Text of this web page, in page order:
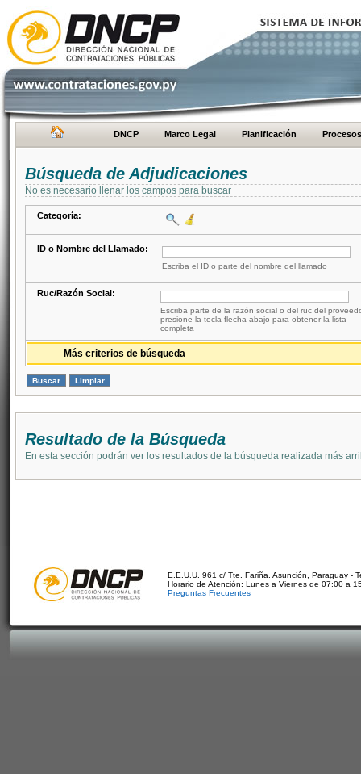
DNCP Marco Legal Planificación Procesos
Búsqueda de Adjudicaciones
No es necesario llenar los campos para buscar
Categoría:
ID o Nombre del Llamado:
Escriba el ID o parte del nombre del llamado
Ruc/Razón Social:
Escriba parte de la razón social o del ruc del
presione la tecla flecha abajo para obtener la lista
completa
Más criterios de búsqueda
Resultado de la Búsqueda
En esta sección podrán ver los resultados de la búsqueda realizada más
E.E.U.U. 961 c/ Tte. Fariña. Asunción, Paraguay -
Horario de Atención: Lunes a Viernes de 07:00 a
Preguntas Frecuentes